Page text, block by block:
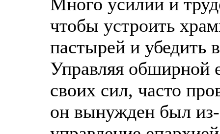
чтобы устроить
пастырей и убедить
Управляя обширной
своих сил, часто
он вынужден был из-